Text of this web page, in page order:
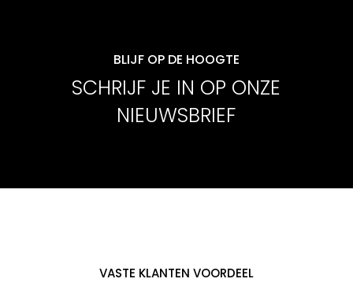
BLIJF OP DE HOOGTE
SCHRIJF JE IN OP ONZE
NIEUWSBRIEF
VASTE KLANTEN VOORDEEL